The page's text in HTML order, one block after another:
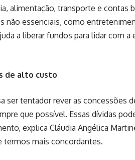
alimentação, transporte e contas
não essenciais, como
a liberar fundos para lidar com
de alto custo
ser tentador rever as concessões
que possível. Essas dívidas
explica Cláudia Angélica
termos mais concordantes.